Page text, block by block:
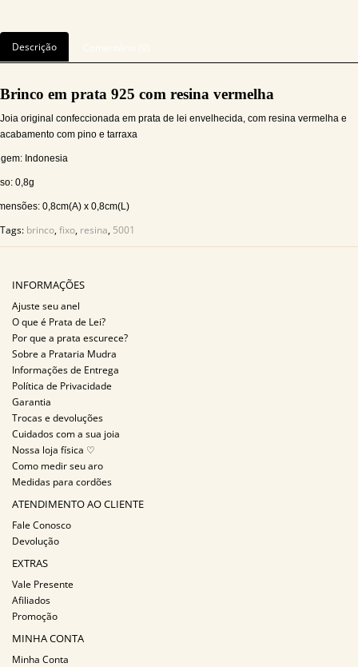
Descrição
Brinco em prata 925 com resina vermelha
Joia original confeccionada em prata de lei envelhecida, com resina vermelha e
acabamento com pino e tarraxa
Indonesia
0,8g
0,8cm(A) x 0,8cm(L)
Tags: brinco,fixo, resina, 5001
INFORMAÇÕES
Ajuste seu anel
O que é Prata de Lei?
Por que a prata escurece?
Sobre a Prataria Mudra
Informações de Entrega
Política de Privacidade
Garantia
Trocas e devoluções
Cuidados com a sua joia
Nossa loja física ♡
Como medir seu aro
Medidas para cordões
ATENDIMENTO AO CLIENTE
Fale Conosco
Devolução
EXTRAS
Vale Presente
Afiliados
Promoção
MINHA CONTA
Minha Conta